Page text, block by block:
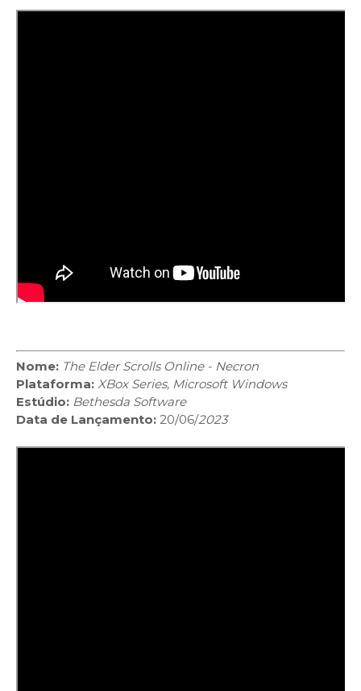
Nome: The Elder Scrolls Online - Necron
Plataforma: XBox Series, Microsoft Windows
Estúdio: Bethesda Software
Data de Lançamento: 20/06/2023